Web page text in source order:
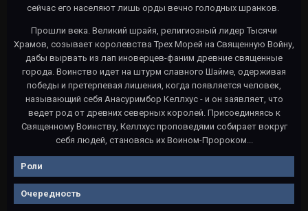
сейчас его населяют лишь орды вечно голодных шранков.
Прошли века. Великий шрайя, религиозный лидер Тысячи
Храмов, созывает королевства Трех Морей на Священную Войну,
дабы вырвать из лап иноверцев-фаним древние священные
города. Воинство идет на штурм славного Шайме, одерживая
победы и претерпевая лишения, когда появляется человек,
называющий себя Анасуримбор Келлхус - и он заявляет, что
ведет род от древних северных королей. Присоединяясь к
Священному Воинству, Келлхус проповедями собирает вокруг
себя людей, становясь их Воином-Пророком...
Роли
Очередность